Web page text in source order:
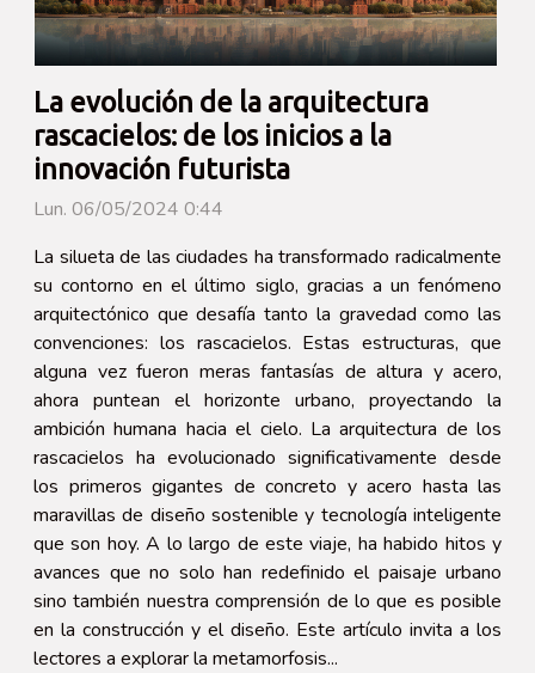
La evolución de la arquitectura
rascacielos: de los inicios a la
innovación futurista
Lun. 06/05/2024 0:44
La silueta de las ciudades ha transformado radicalmente
su contorno en el último siglo, gracias a un fenómeno
arquitectónico que desafía tanto la gravedad como las
convenciones: los rascacielos. Estas estructuras, que
alguna vez fueron meras fantasías de altura y acero,
ahora puntean el horizonte urbano, proyectando la
ambición humana hacia el cielo. La arquitectura de los
rascacielos ha evolucionado significativamente desde
los primeros gigantes de concreto y acero hasta las
maravillas de diseño sostenible y tecnología inteligente
que son hoy. A lo largo de este viaje, ha habido hitos y
avances que no solo han redefinido el paisaje urbano
sino también nuestra comprensión de lo que es posible
en la construcción y el diseño. Este artículo invita a los
lectores a explorar la metamorfosis...